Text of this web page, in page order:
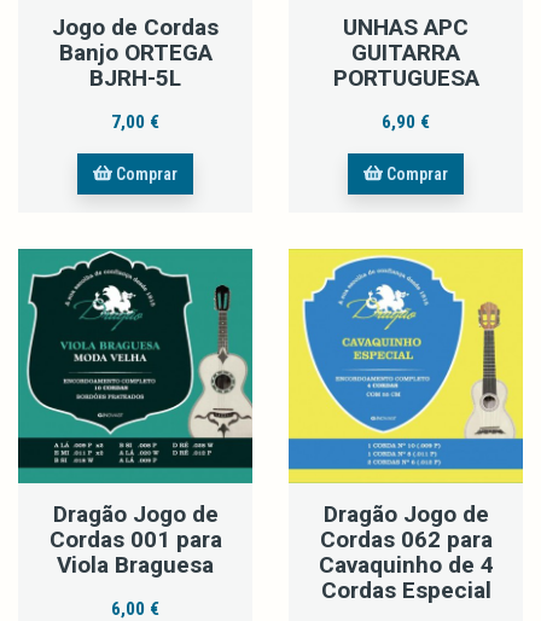
Jogo de Cordas
Banjo ORTEGA
BJRH-5L
7,00 €
Comprar
UNHAS APC
GUITARRA
PORTUGUESA
6,90 €
Comprar
Dragão Jogo de
Cordas 001 para
Viola Braguesa
6,00 €
Dragão Jogo de
Cordas 062 para
Cavaquinho de 4
Cordas Especial